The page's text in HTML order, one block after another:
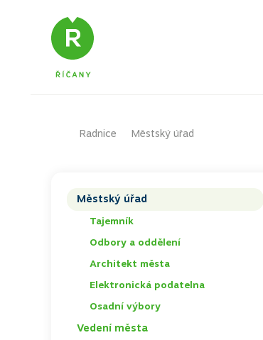
Domů – původní
Radnice Městský úřad
Městský úřad
Tajemník
Odbory a oddělení
Architekt města
Elektronická podatelna
Osadní výbory
Vedení města